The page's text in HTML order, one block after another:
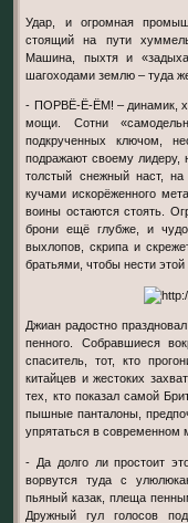
Удар, и огромная
стоящий на пути
Машина, пыхтя и
шагоходами землю – туда
- ПОРВЁ-Ё-ЁМ! – динамик,
мощи. Сотни
подкрученных ключом,
подражают своему лидеру,
толстый снежный наст,
кучами искорёженного
воины остаются стоять.
брони ещё глубже, и
выхлопов, скрипа и
братьями, чтобы нести этой
Джиан радостно
пенного. Собравшиеся
спаситель, тот, кто
китайцев и жестоких
тех, кто показал самой
пышные панталоны,
упрятаться в современном
- Да долго ли простоит
ворвутся туда с
пьяный казак, плеща
Дружный гул голосов